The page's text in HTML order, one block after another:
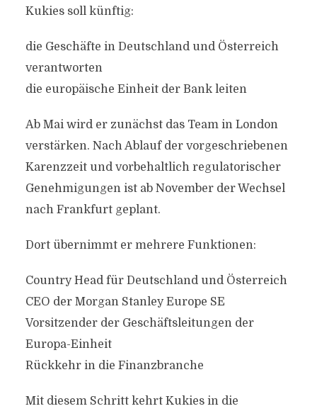
Kukies soll künftig:
die Geschäfte in Deutschland und Österreich
verantworten
die europäische Einheit der Bank leiten
Ab Mai wird er zunächst das Team in London
verstärken. Nach Ablauf der vorgeschriebenen
Karenzzeit und vorbehaltlich regulatorischer
Genehmigungen ist ab November der Wechsel
nach Frankfurt geplant.
Dort übernimmt er mehrere Funktionen:
Country Head für Deutschland und Österreich
CEO der Morgan Stanley Europe SE
Vorsitzender der Geschäftsleitungen der
Europa-Einheit
Rückkehr in die Finanzbranche
Mit diesem Schritt kehrt Kukies in die